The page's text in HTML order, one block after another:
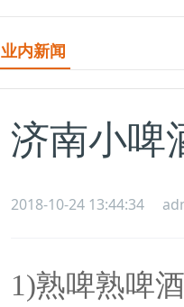
业内新闻
济南小啤
2018-10-24 13:44:34
1)熟啤熟啤